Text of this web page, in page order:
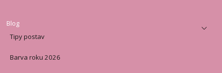
Blog
Tipy postav
Barva roku 2026